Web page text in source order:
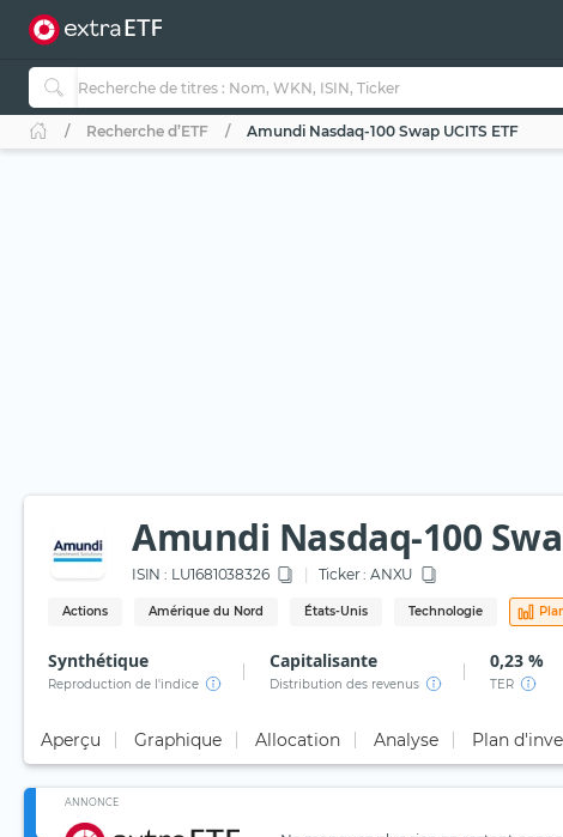
Recherche d’ETF Amundi Nasdaq-100 Swap UCITS ETF
Amundi Nasdaq-100
ISIN : LU1681038326 Ticker : ANXU
Actions Amérique du Nord États-Unis Technologie
Synthétique
Reproduction de l'indice
Capitalisante
Distribution des revenus
0,23 %
TER
Aperçu Graphique Allocation Analyse Plan
ANNONCE